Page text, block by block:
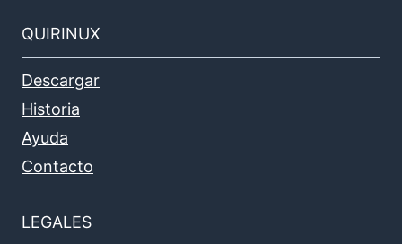
QUIRINUX
Descargar
Historia
Ayuda
Contacto
LEGALES